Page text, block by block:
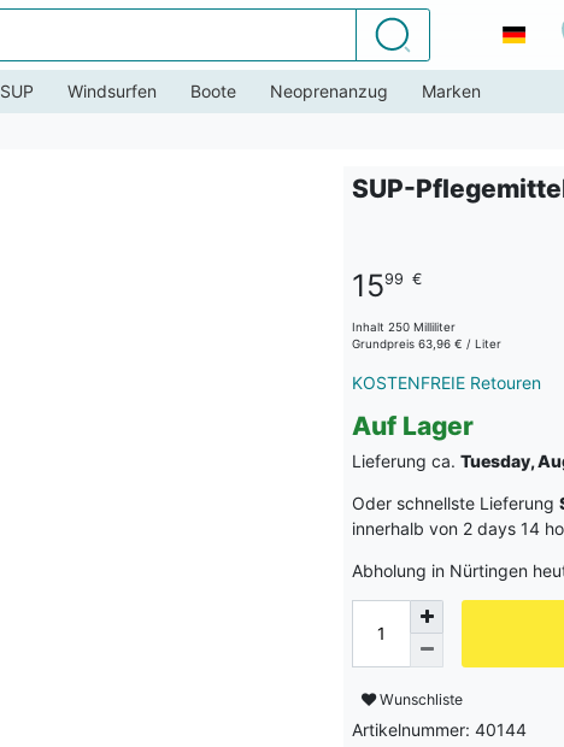
Suchen
SUP Windsurfen Boote Neoprenanzug Marken
SUP-
1599 €
Inhalt 250 Milliliter
Grundpreis 63,96 € / Liter
KOSTENFREIE Retouren
Auf Lager
Lieferung ca. Tuesday,
Oder schnellste Lieferung
innerhalb von 2 days 14
Abholung in Nürtingen
Wunschliste
Artikelnummer: 40144